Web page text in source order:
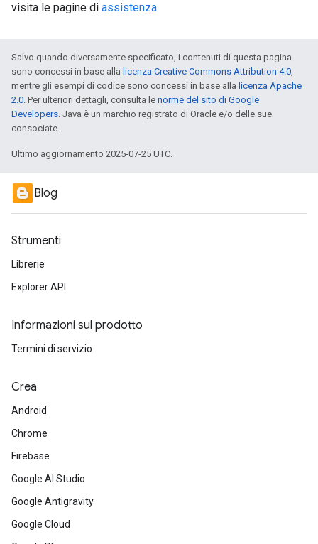
visita le pagine di assistenza.
Salvo quando diversamente specificato, i contenuti di questa pagina
sono concessi in base alla licenza Creative Commons Attribution 4.0,
mentre gli esempi di codice sono concessi in base alla licenza Apache
2.0. Per ulteriori dettagli, consulta le norme del sito di Google
Developers. Java è un marchio registrato di Oracle e/o delle sue
consociate.
Ultimo aggiornamento 2025-07-25 UTC.
Blog
Strumenti
Librerie
Explorer API
Informazioni sul prodotto
Termini di servizio
Crea
Android
Chrome
Firebase
Google AI Studio
Google Antigravity
Google Cloud